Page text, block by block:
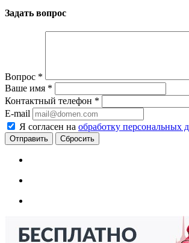
Задать вопрос
Вопрос *
Ваше имя *
Контактный телефон *
E-mail
Я согласен на обработку персональных
Сбросить